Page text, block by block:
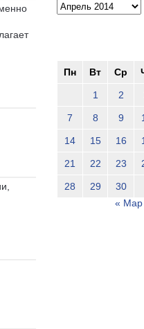
Пн Вт Ср
1 2
7 8 9
14 15 16
21 22 23
28 29
30
« Мар